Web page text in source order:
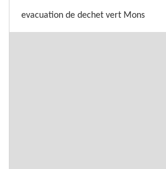
evacuation de dechet vert Mons